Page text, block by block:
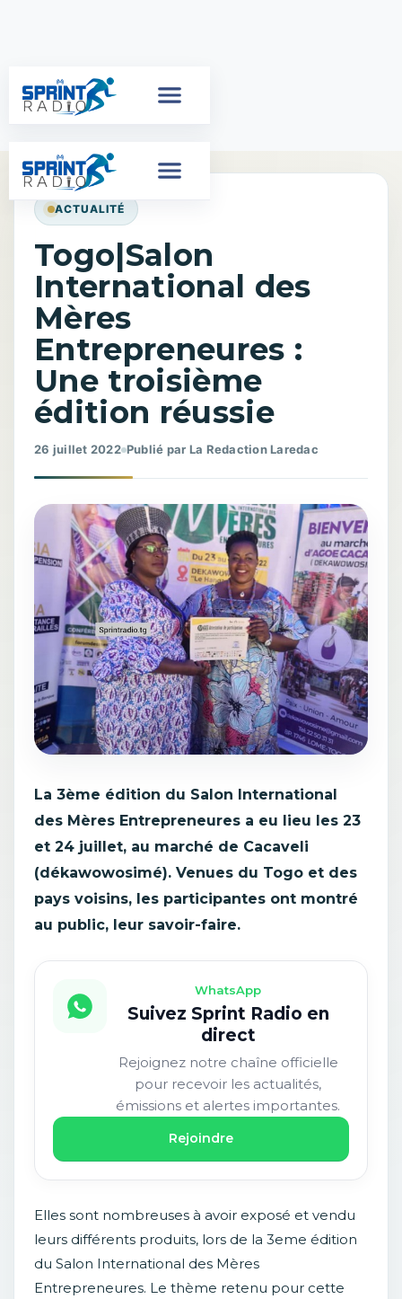
ACTUALITÉ
Togo|Salon
International des
Mères
Entrepreneures :
Une troisième
édition réussie
26 juillet 2022 Publié par La Redaction Laredac
La 3ème édition du Salon International
des Mères Entrepreneures a eu lieu les 23
et 24 juillet, au marché de Cacaveli
(dékawowosimé). Venues du Togo et des
pays voisins, les participantes ont montré
au public, leur savoir-faire.
WhatsApp
Suivez Sprint Radio en
direct
Rejoignez notre chaîne officielle
pour recevoir les actualités,
émissions et alertes importantes.
Rejoindre
Elles sont nombreuses à avoir exposé et vendu
leurs différents produits, lors de la 3eme édition
du Salon International des Mères
Entrepreneures. Le thème retenu pour cette